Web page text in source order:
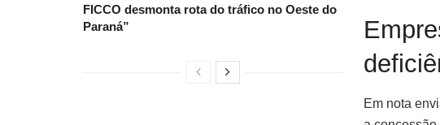
FICCO desmonta rota do tráfico no Oeste do
Paraná”
Em nota